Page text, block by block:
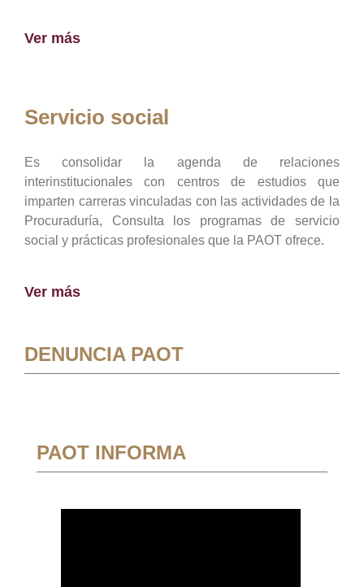
Ver más
Servicio social
Es consolidar la agenda de relaciones
interinstitucionales con centros de estudios que
imparten carreras vinculadas con las actividades de la
Procuraduría, Consulta los programas de servicio
social y prácticas profesionales que la PAOT ofrece.
Ver más
DENUNCIA PAOT
PAOT INFORMA